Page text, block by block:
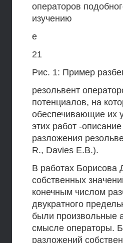
операторов
изучению
е
21
Рис. 1: Пример
резольвент
потенциалов, на
обеспечивающие их
этих работ -
разложения
R., Davies E.B.).
В работах Борисова
собственных
конечным числом
двукратного
были произвольные
смысле операторы.
разложений